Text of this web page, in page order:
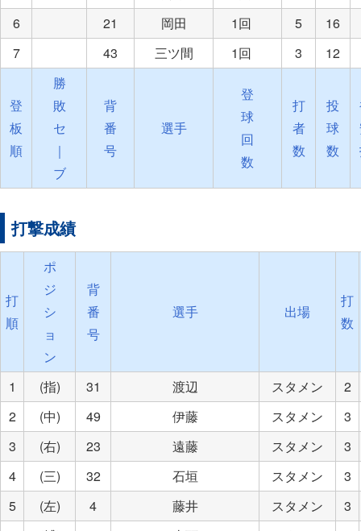
6
21 岡田 1回 5
16
7
43 三ツ間 1回 3 12
登
板
順
勝
敗
セ
｜
ブ
背
番
号
選手
登
球
回
数
打
者
数
投
球
数
打撃成績
打
順
ポ
ジ
シ
ョ
ン
背
番
号
選手 出場
打
数
1 (指) 31 渡辺 スタメン
2
2
(中) 49 伊藤 スタメン
3
3
(右) 23 遠藤 スタメン
3
4
(三) 32 石垣 スタメン
3
5
(左) 4 藤井 スタメン
3